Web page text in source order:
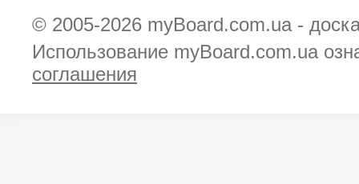
© 2005-2026 myBoard.com.ua -
Использование myBoard.com.ua
соглашения